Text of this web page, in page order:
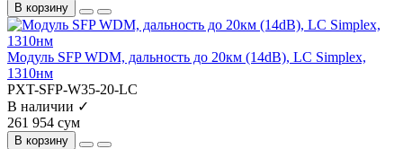
В корзину
Модуль SFP WDM, дальность до 20км (14dB), LC Simplex,
1310нм
PXT-SFP-W35-20-LC
В наличии ✓
261 954 сум
В корзину